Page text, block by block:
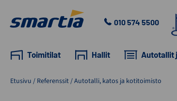
content
Oy
010 574 5500
Toimitilat Hallit Autotallit
Etusivu / Referenssit/Autotalli, katos ja kotitoimisto